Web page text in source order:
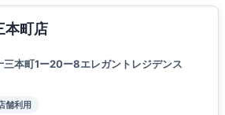
本町店
三本町1ー20ー8エレガントレジデンス
舗利用